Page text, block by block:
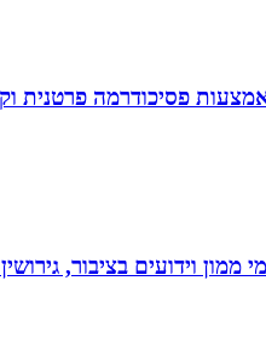
פסיכודרמה פרטנית
וידועים בציבור,